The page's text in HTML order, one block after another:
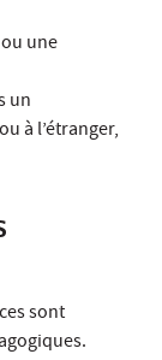
une
un
à l’étranger,
sont